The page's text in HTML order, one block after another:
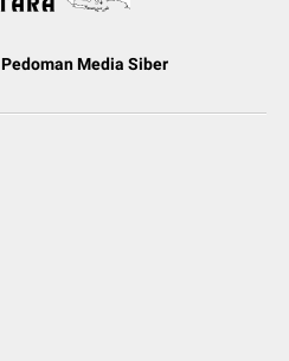
Pedoman Media Siber